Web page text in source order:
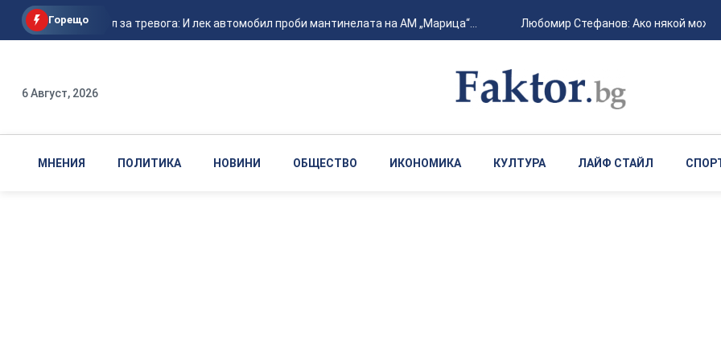
Горещо
Нов сигнал за тревога: И лек автомобил проби мантинелата на АМ „Марица“... Любомир Стефанов: Ако някой може
6 Август, 2026
МНЕНИЯ ПОЛИТИКА НОВИНИ ОБЩЕСТВО ИКОНОМИКА КУЛТУРА ЛАЙФ СТАЙЛ